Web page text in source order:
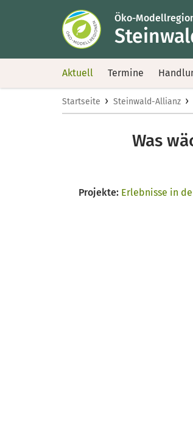
Öko-
Aktuell Termine
Startseite › Steinwald-Allianz ›
Was
Projekte: Erlebnisse in